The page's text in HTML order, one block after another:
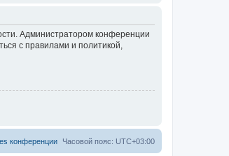
Администратором конференции
с правилами и политикой,
Часовой пояс: UTC+03:00
конференции